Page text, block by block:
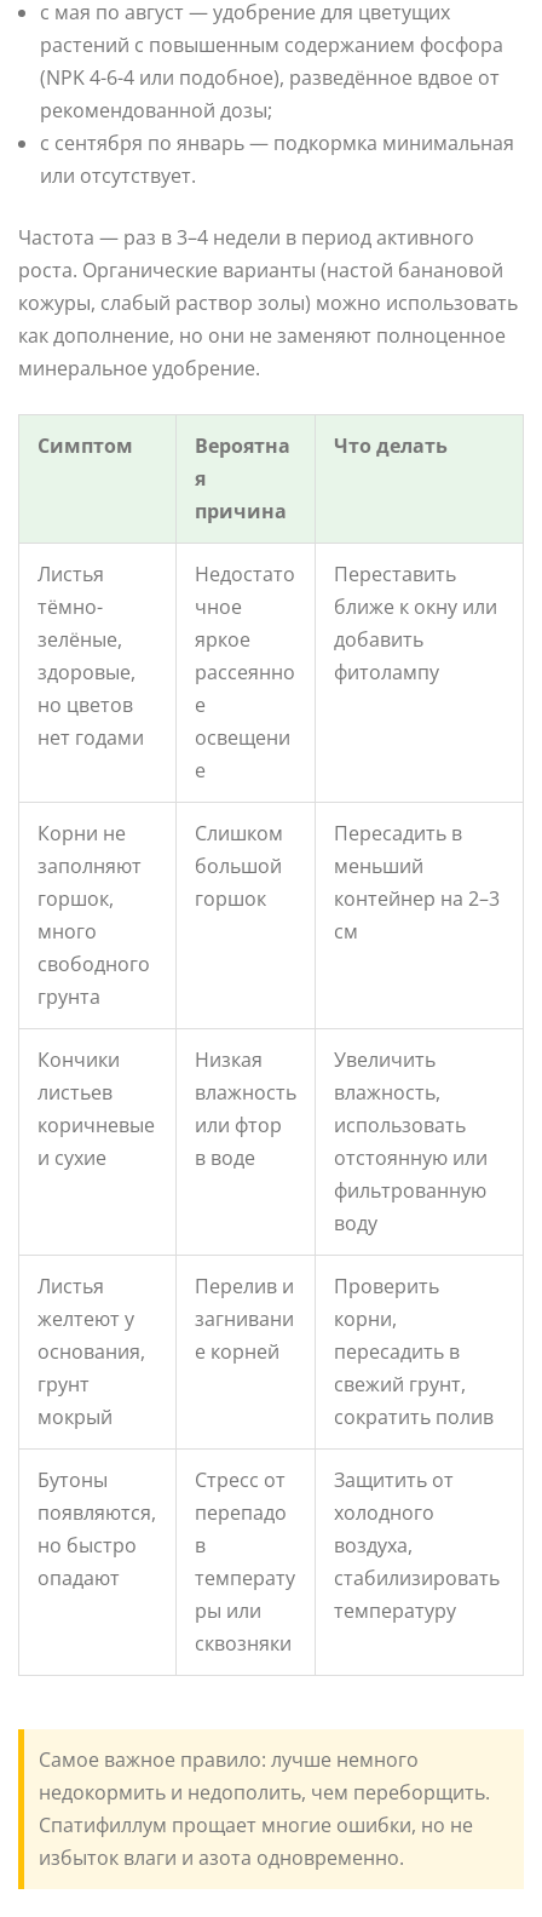
с мая по август — удобрение для цветущих
растений с повышенным содержанием фосфора
(NPK 4-6-4 или подобное), разведённое вдвое от
рекомендованной дозы;
с сентября по январь — подкормка минимальная
или отсутствует.
Частота — раз в 3–4 недели в период активного
роста. Органические варианты (настой банановой
кожуры, слабый раствор золы) можно использовать
как дополнение, но они не заменяют полноценное
минеральное удобрение.
Симптом
Вероятна
я
причина
Что делать
Листья
тёмно-
зелёные,
здоровые,
но цветов
нет годами
Недостато
чное
яркое
рассеянно
е
освещени
е
Переставить
ближе к окну или
добавить
фитолампу
Корни не
заполняют
горшок,
много
свободного
грунта
Слишком
большой
горшок
Пересадить в
меньший
контейнер на 2–3
см
Кончики
листьев
коричневые
и сухие
Низкая
влажность
или фтор
в воде
Увеличить
влажность,
использовать
отстоянную или
фильтрованную
воду
Листья
желтеют у
основания,
грунт
мокрый
Перелив и
загнивани
е корней
Проверить
корни,
пересадить в
свежий грунт,
сократить полив
Бутоны
появляются,
но быстро
опадают
Стресс от
перепадо
в
температу
ры или
сквозняки
Защитить от
холодного
воздуха,
стабилизировать
температуру
Самое важное правило: лучше немного
недокормить и недополить, чем переборщить.
Спатифиллум прощает многие ошибки, но не
избыток влаги и азота одновременно.